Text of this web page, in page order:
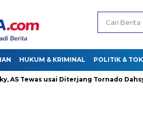
HUKUM & KRIMINAL POLITIK &
Tewas usai Diterjang Tornado Dahsyat